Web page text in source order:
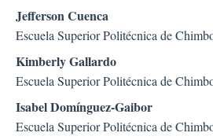
b
a
Jefferson Cuenca
Escuela Superior Politécnica de
Kimberly Gallardo
Escuela Superior Politécnica de
Isabel Domínguez-Gaibor
Escuela Superior Politécnica de